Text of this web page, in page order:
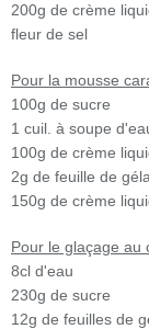
200g de crème
fleur de sel
Pour la mousse
100g de sucre
1 cuil. à soupe
100g de crème
2g de feuille de
150g de crème
Pour le glaçage au
8cl d'eau
230g de sucre
12g de feuilles de